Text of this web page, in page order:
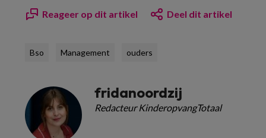
Reageer op dit artikel Deel dit artikel
Bso Management ouders
fridanoordzij
Redacteur KinderopvangTotaal